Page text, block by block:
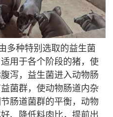
多种特别选取的益生菌
用于各个阶段的猪，使
泻，益生菌进入动物肠
菌群，使动物肠道内杂
肠道菌群的平衡，动物
、降低料肉比，提前出